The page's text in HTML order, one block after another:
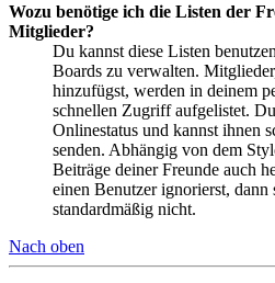
Wozu benötige ich die Listen der
Mitglieder?
Du kannst diese Listen
Boards zu verwalten.
hinzufügst, werden in deinem
schnellen Zugriff aufgelistet.
Onlinestatus und kannst ihnen
senden. Abhängig von dem
Beiträge deiner Freunde auch
einen Benutzer ignorierst, dann
standardmäßig nicht.
Nach oben